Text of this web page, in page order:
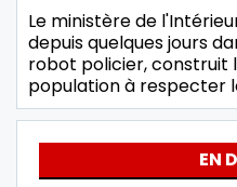
Le ministère de
depuis quelques jours
robot policier, construit
population à respecter
EN